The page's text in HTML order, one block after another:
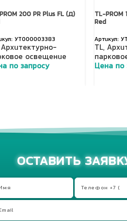
200 PR Plus FL (Д)
УТ000003383
Архитектурно-
освещение
по запросу
TL-PROM
Red
TL,
Цена по
ОСТАВИТЬ